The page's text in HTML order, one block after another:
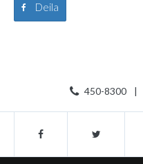
Deila
450-8300 |